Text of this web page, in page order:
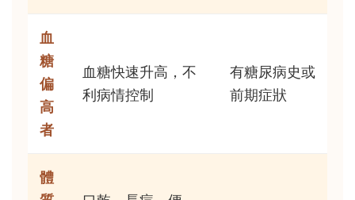
血
糖
偏
高
者
血糖快速升高，不
利病情控制
有糖尿病史或
前期症狀
體